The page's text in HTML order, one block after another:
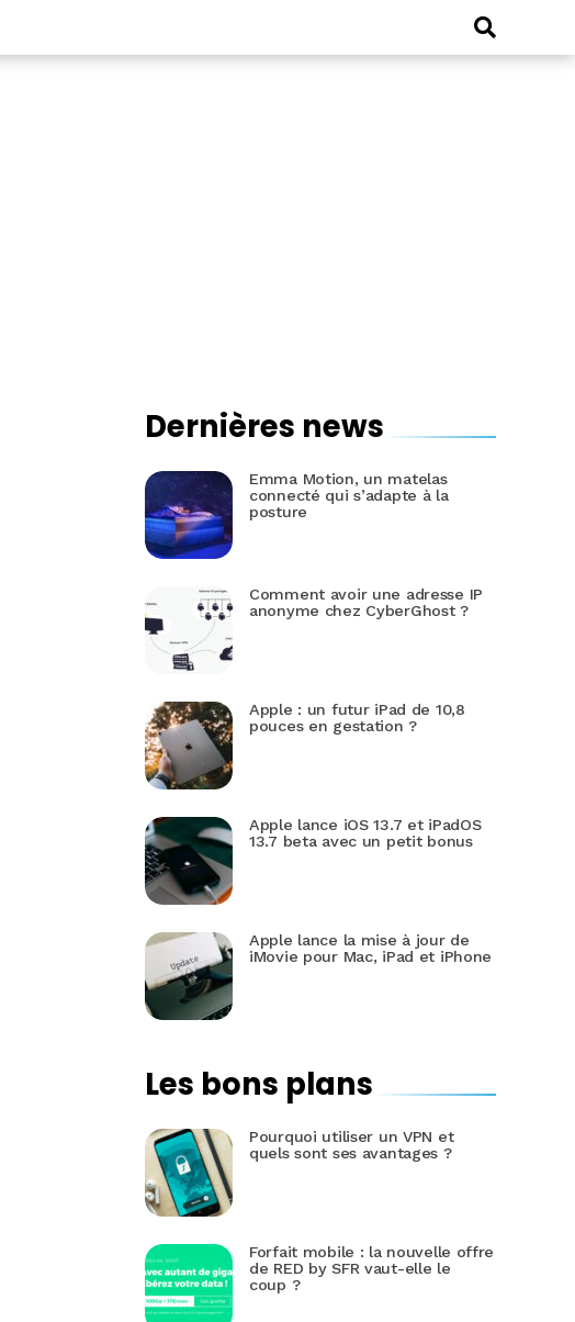
Dernières news
Emma Motion, un matelas
connecté qui s’adapte à la
posture
Comment avoir une adresse IP
anonyme chez CyberGhost ?
Apple : un futur iPad de 10,8
pouces en gestation ?
Apple lance iOS 13.7 et iPadOS
13.7 beta avec un petit bonus
Apple lance la mise à jour de
iMovie pour Mac, iPad et iPhone
Les bons plans
Pourquoi utiliser un VPN et
quels sont ses avantages ?
Forfait mobile : la nouvelle offre
de RED by SFR vaut-elle le
coup ?